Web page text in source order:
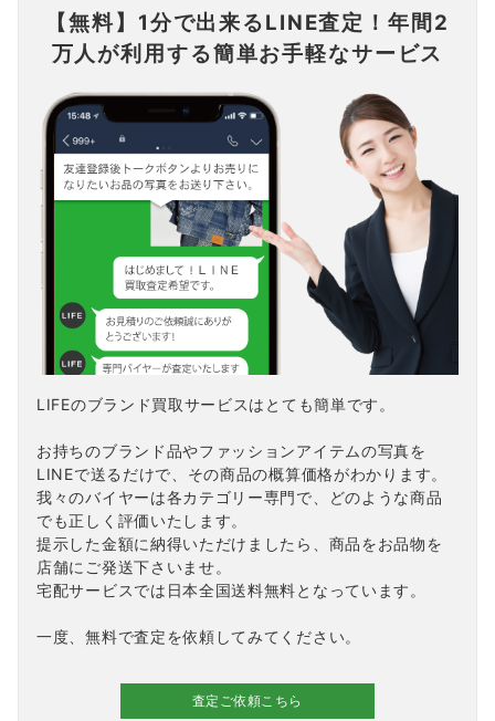
【無料】1分で出来るLINE査定！年間2
万人が利用する簡単お手軽なサービス
LIFEのブランド買取サービスはとても簡単です。
お持ちのブランド品やファッションアイテムの写真を
LINEで送るだけで、その商品の概算価格がわかります。
我々のバイヤーは各カテゴリー専門で、どのような商品
でも正しく評価いたします。
提示した金額に納得いただけましたら、商品をお品物を
店舗にご発送下さいませ。
宅配サービスでは日本全国送料無料となっています。
一度、無料で査定を依頼してみてください。
査定ご依頼こちら